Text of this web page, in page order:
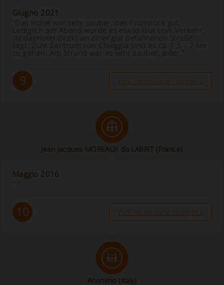
Giugno 2021
“Das Hotel war sehr sauber, das Frühstück gut.
Lediglich am Abend wurde es etwas laut vom Verkehr,
da dasHotel direkt an einer gut befahrenen Straße
liegt. Zum Zentrum von Chioggia sind es ca. 1,5 - 2 km
zu gehen. Am Strand war es sehr sauber, jeder ”
9 Vedi recensione completa
Jean Jacques MOREAUX da LABRIT (France)
Maggio 2016
“ ”
10 Vedi recensione completa
Anonimo (Italy)